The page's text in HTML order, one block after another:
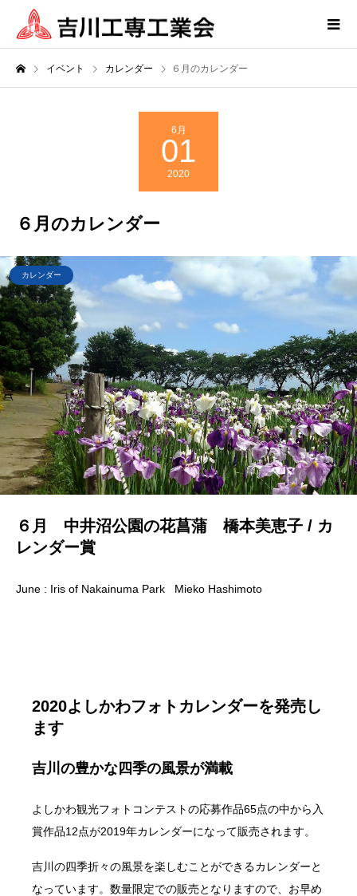
イベント カレンダー ６月のカレンダー
6月
01
2020
６月のカレンダー
カレンダー
６月 中井沼公園の花菖蒲 橋本美恵子 / カ
レンダー賞
June : Iris of Nakainuma Park Mieko Hashimoto
2020よしかわフォトカレンダーを発売し
ます
吉川の豊かな四季の風景が満載
よしかわ観光フォトコンテストの応募作品65点の中から入
賞作品12点が2019年カレンダーになって販売されます。
吉川の四季折々の風景を楽しむことができるカレンダーと
なっています。数量限定での販売となりますので、お早め